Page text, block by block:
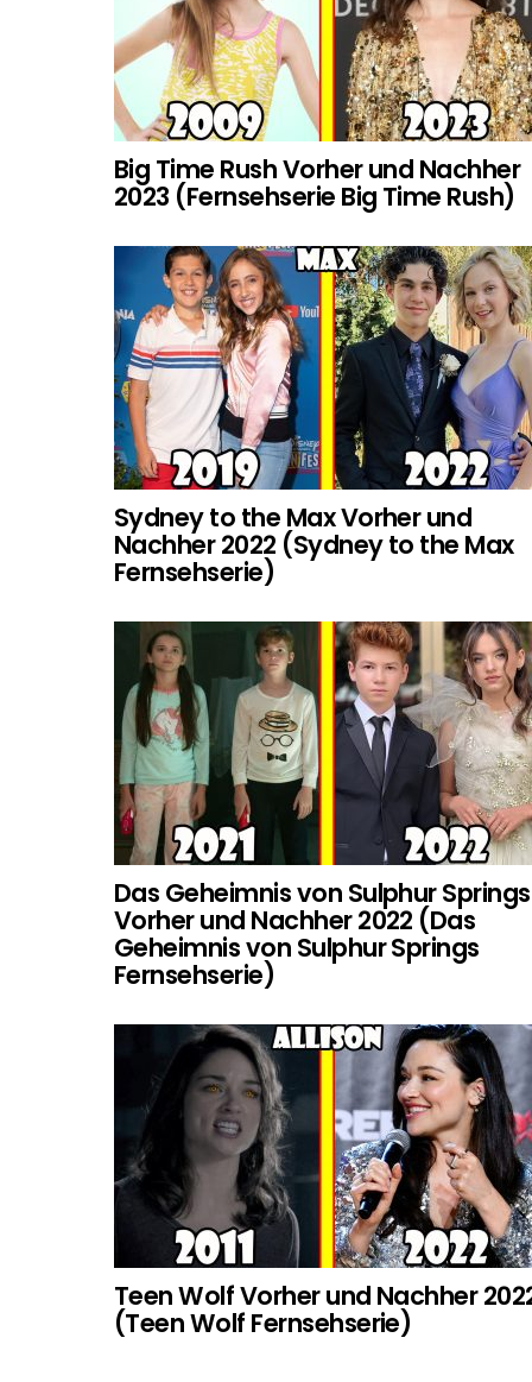
Big Time Rush Vorher und Nachher
2023 (Fernsehserie Big Time Rush)
Sydney to the Max Vorher und
Nachher 2022 (Sydney to the Max
Fernsehserie)
Das Geheimnis von Sulphur Springs
Vorher und Nachher 2022 (Das
Geheimnis von Sulphur Springs
Fernsehserie)
Teen Wolf Vorher und Nachher
(Teen Wolf Fernsehserie)